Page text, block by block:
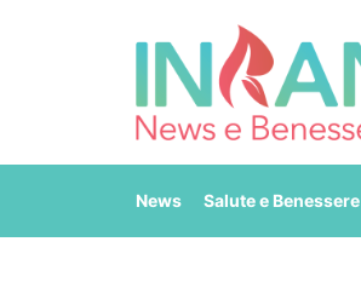
News Salute e Benessere